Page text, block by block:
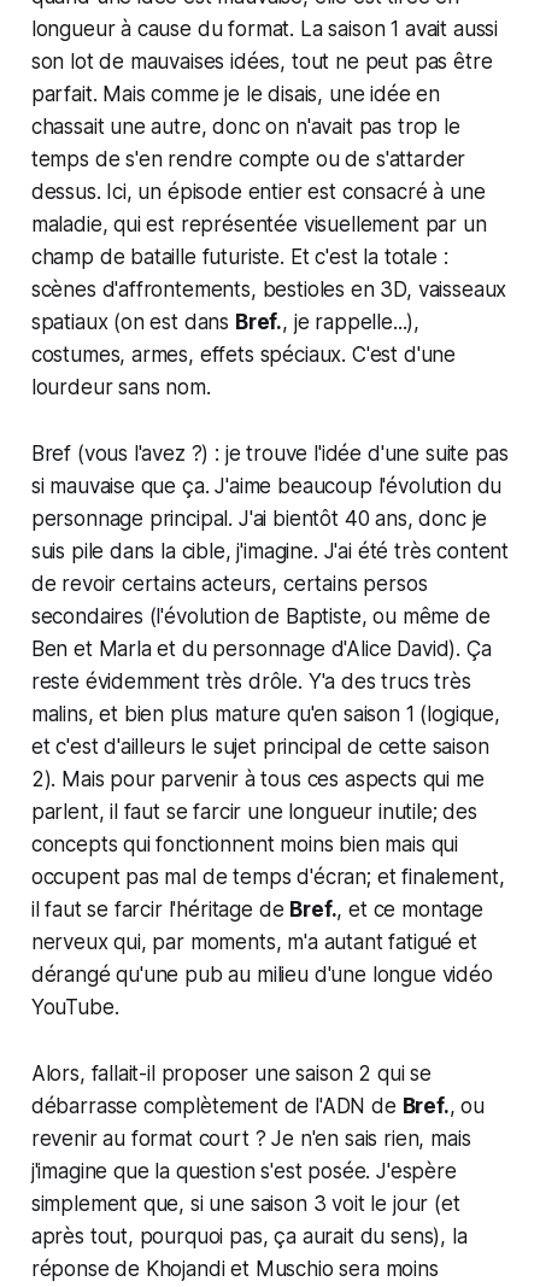
longueur à cause du format. La saison 1 avait aussi
son lot de mauvaises idées, tout ne peut pas être
parfait. Mais comme je le disais, une idée en
chassait une autre, donc on n'avait pas trop le
temps de s'en rendre compte ou de s'attarder
dessus. Ici, un épisode entier est consacré à une
maladie, qui est représentée visuellement par un
champ de bataille futuriste. Et c'est la totale :
scènes d'affrontements, bestioles en 3D, vaisseaux
spatiaux (on est dans Bref., je rappelle...),
costumes, armes, effets spéciaux. C'est d'une
lourdeur sans nom.
Bref (vous l'avez ?) : je trouve l'idée d'une suite pas
si mauvaise que ça. J'aime beaucoup l'évolution du
personnage principal. J'ai bientôt 40 ans, donc je
suis pile dans la cible, j'imagine. J'ai été très content
de revoir certains acteurs, certains persos
secondaires (l'évolution de Baptiste, ou même de
Ben et Marla et du personnage d'Alice David). Ça
reste évidemment très drôle. Y'a des trucs très
malins, et bien plus mature qu'en saison 1 (logique,
et c'est d'ailleurs le sujet principal de cette saison
2). Mais pour parvenir à tous ces aspects qui me
parlent, il faut se farcir une longueur inutile; des
concepts qui fonctionnent moins bien mais qui
occupent pas mal de temps d'écran; et finalement,
il faut se farcir l'héritage de Bref., et ce montage
nerveux qui, par moments, m'a autant fatigué et
dérangé qu'une pub au milieu d'une longue vidéo
YouTube.
Alors, fallait-il proposer une saison 2 qui se
débarrasse complètement de l'ADN de Bref., ou
revenir au format court ? Je n'en sais rien, mais
j'imagine que la question s'est posée. J'espère
simplement que, si une saison 3 voit le jour (et
après tout, pourquoi pas, ça aurait du sens), la
réponse de Khojandi et Muschio sera moins